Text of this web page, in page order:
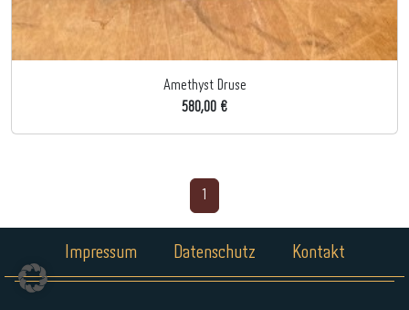
Amethyst Druse
580,00 €
Impressum Datenschutz Kontakt